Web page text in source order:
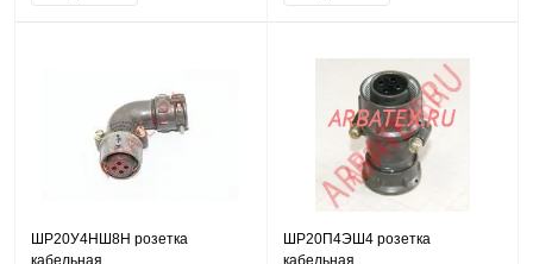
ШР20У4НШ8Н розетка
кабельная
ШР20П4ЭШ4 розетка
кабельная